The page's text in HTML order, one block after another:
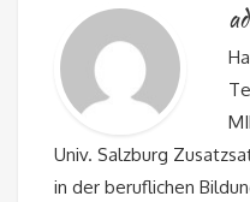
Univ. Salzburg
in der beruflichen